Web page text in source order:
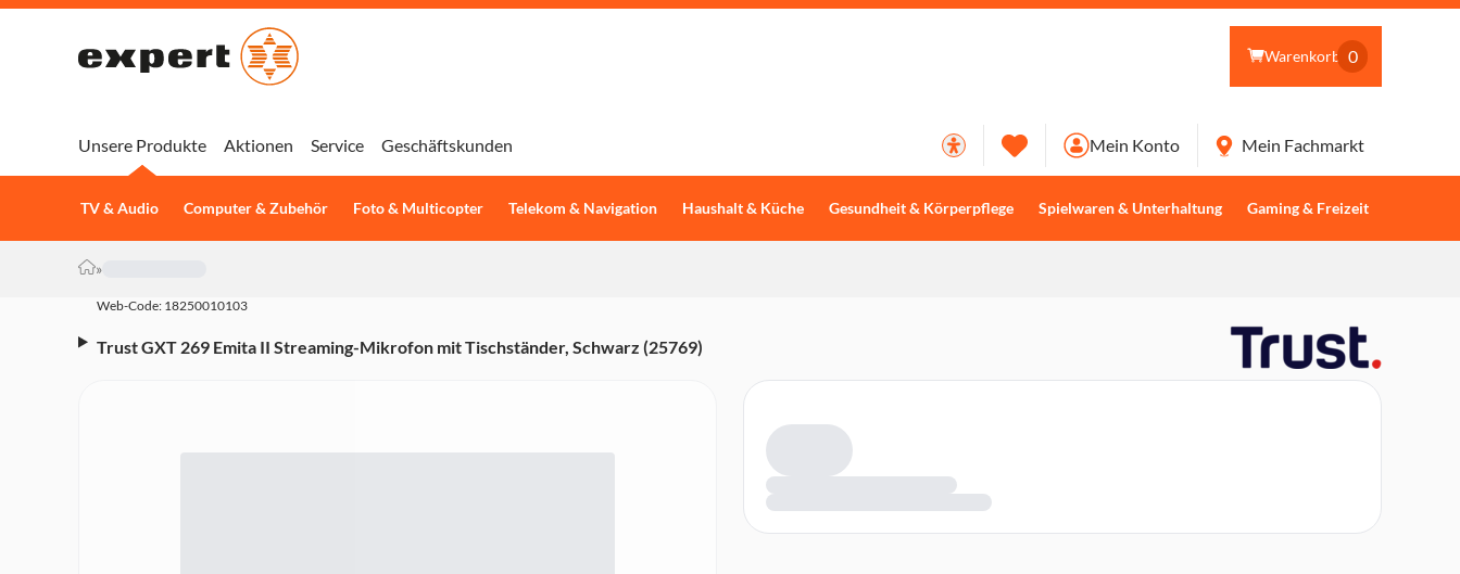
Warenkorb 0
Unsere Produkte
TV & Audio Computer & Zubehör Foto & Multicopter Telekom & Navigation Haushalt & Küche Gesundheit & Körperpflege Spielwaren & Unterhaltung Gaming & Freizeit
Aktionen Service Geschäftskunden Mein Konto Mein Fachmarkt
»
Web-Code: 18250010103
Trust GXT 269 Emita II Streaming-Mikrofon mit Tischständer, Schwarz (25769)